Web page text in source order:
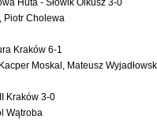
Huta - Słowik Olkusz 3-0
Piotr Cholewa
Kraków 6-1
Moskal, Mateusz
Kraków 3-0
Wątroba